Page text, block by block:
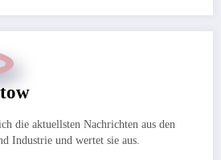
die aktuellsten Nachrichten aus den
Industrie und wertet sie aus.